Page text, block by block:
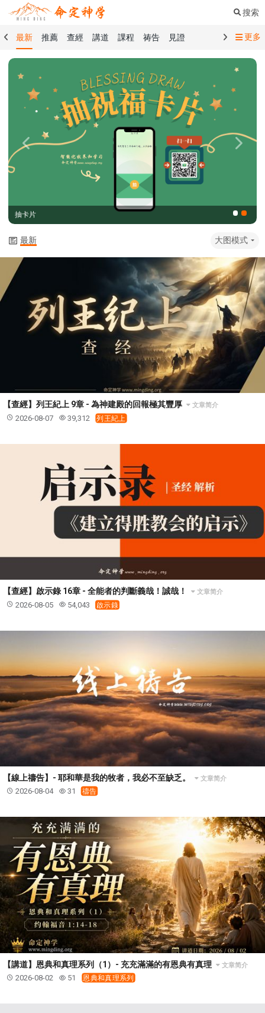
搜索
最新 推薦 查經 講道 課程 祷告
見證
禱告精選
講道精選
課程精選
見證精選
101課程 創世記 馬太福音
傳道書
洗禮禮文
聖餐禮文 01 創世記
02 出埃及記
04 民數記 05 申命記
06 約書亞記
07 士師記
08 路得記
09 撒母耳記上
10 撒母耳記下
11 列王紀上
12 列王紀下
16 尼希米記 17 以斯帖記
18 約伯記
21 傳道書
23 以賽亞書
25 耶利米哀歌
37 哈該書
39 瑪拉基書
42 路加福音
43 約翰福音
44 使徒行傳
45 羅馬書
46 哥林多前書
47 哥林多後書
48 加拉太書
50 腓利比書
51 歌羅西書
52 帖撒羅尼迦前書
53 帖撒羅尼迦後書
56 提多書
57 腓利門書
58 希伯來書 59 雅各書
62 約翰一書
63 約翰二書
64 約翰三書 66 啟示錄
聖經故事
愛神
喜樂 管理 信仰根基 命定
建立榮耀教會
認識魔鬼的詭計
神所喜悅的人
彰顯神憤怒的器皿
新時代基督教變革研討會
神同在
傳道者的言語 信心
命定性格
使徒保羅的神學體系
屬靈的世界
耶穌基督的喜訊
智慧與悟性
從轄制中得自由
破除屬世界的價值觀
戰勝撒旦系列
得勝的性格
耶和華是引導我的牧羊人。
謹慎系列
開心地活著
001B課程 - 解開迷思課程
001C課程 - 靈界故事
301課程 - 領袖實操課程
302課程 - 新人接待
308課程 - 牧養理論基礎培訓
Y131課程 - 主動學習
Y132課程 - 職業策劃
Y133課程 - 活出豐盛
Y134課程 - 動手實驗室
Y135課程 - 做人做事
Y136課程 - 如何學習
研習會01 - 醫治釋放
研習會01 - 如何讀聖經
研習會01 - 得著命定成為祝福
研習會01 - 得勝教會的啟示
研習會01 - 教會的牧養
研習會02 - 得著命定成為祝福
研習會02 - 得勝教會的啟示
研習會02 - 教會的牧養
研習會03 - 醫治釋放特會
研習會03 - 成為門徒特會
更多
抽卡片
Previous Next
最新 大图模式
【查經】列王紀上 9章 - 為神建殿的回報極其豐厚 文章简介
2026-08-07 39,312 列王紀上
【查經】啟示錄 16章 - 全能者的判斷義哉！誠哉！ 文章简介
2026-08-05 54,043 啟示錄
【線上禱告】- 耶和華是我的牧者，我必不至缺乏。 文章简介
2026-08-04 31 禱告
【講道】恩典和真理系列（1）- 充充滿滿的有恩典有真理 文章简介
2026-08-02 51 恩典和真理系列